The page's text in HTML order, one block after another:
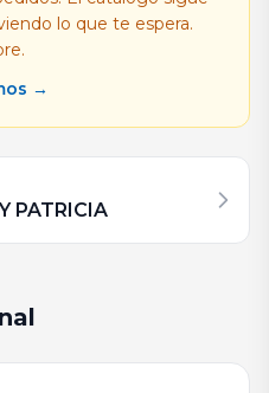
lo que te espera.
→
PATRICIA